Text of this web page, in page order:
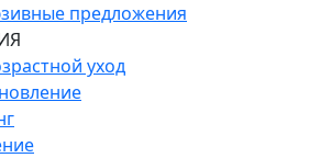
предложения
уход